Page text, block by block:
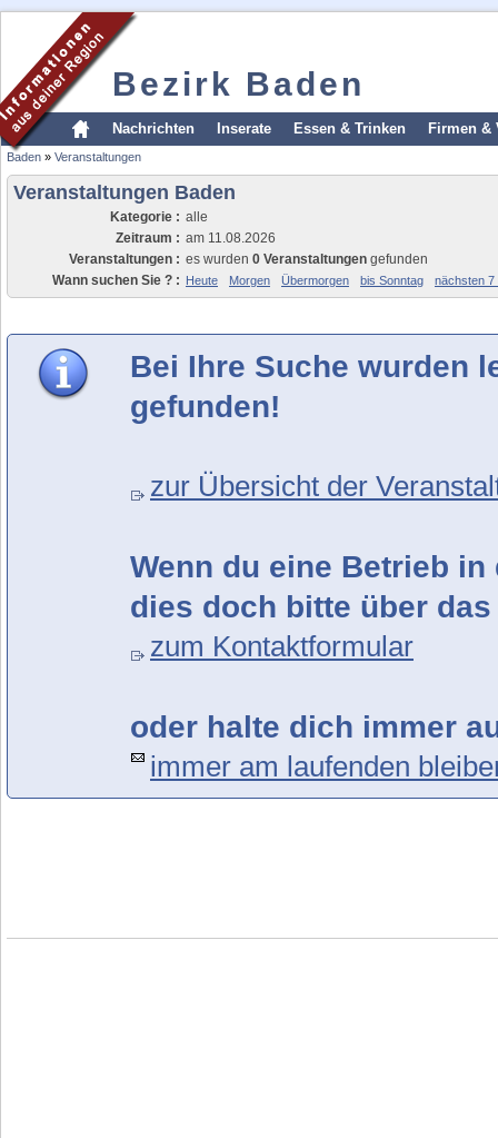
Bezirk Baden
Nachrichten Inserate Essen & Trinken Firmen &
Baden » Veranstaltungen
Veranstaltungen Baden
Kategorie : alle
Zeitraum : am 11.08.2026
Veranstaltungen : es wurden 0 Veranstaltungen gefunden
Wann suchen Sie ? : Heute Morgen Übermorgen bis Sonntag nächsten 7
Bei Ihre Suche wurden
gefunden!
zur Übersicht der
Wenn du eine Betrieb
dies doch bitte über
zum Kontaktformular
oder halte dich immer
immer am laufenden